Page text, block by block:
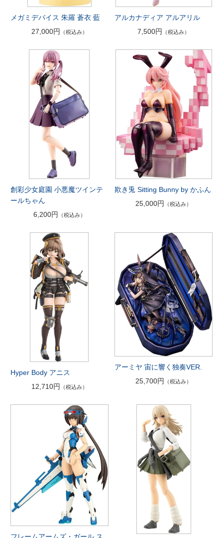
メガミデバイス 朱羅 蒼衣 藍
27,000円
（税込み）
アルカナディア アルアリル
7,500円
（税込み）
創彩少女庭園 小悪魔ツインテ
ールちゃん
6,200円
（税込み）
欺き兎 Sitting Bunny by かふん
25,000円
（税込み）
Hyper Body アニス
12,710円
（税込み）
アーミヤ 宙に響く独奏VER.
25,700円
（税込み）